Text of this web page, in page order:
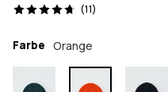
(11)
11 Reviews, 4.7/5
Farbe Orange